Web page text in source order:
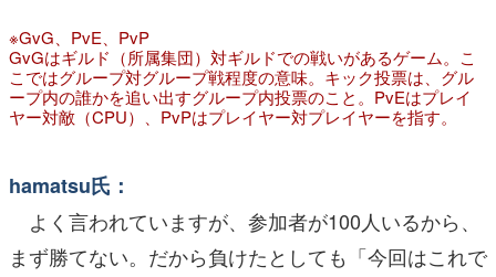
※GvG、PvE、PvP
GvGはギルド（所属集団）対ギルドでの戦いがあるゲーム。こ
こではグループ対グループ戦程度の意味。キック投票は、グル
ープ内の誰かを追い出すグループ内投票のこと。PvEはプレイ
ヤー対敵（CPU）、PvPはプレイヤー対プレイヤーを指す。
hamatsu氏：
よく言われていますが、参加者が100人いるから、
まず勝てない。だから負けたとしても「今回はこれで